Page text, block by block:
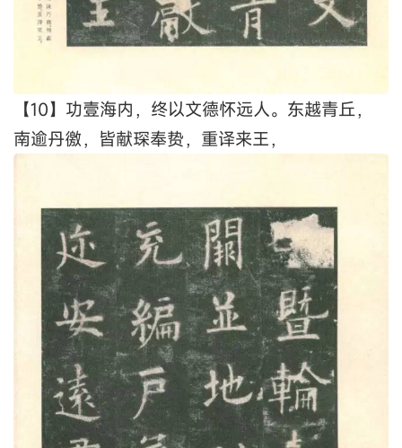
【10】功壹海内，终以文德怀远人。东越青丘，
南逾丹徼，皆献琛奉贽，重译来王，